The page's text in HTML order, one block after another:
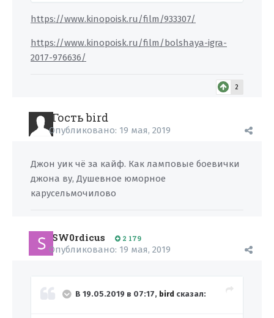
https://www.kinopoisk.ru/film/933307/
https://www.kinopoisk.ru/film/bolshaya-igra-
2017-976636/
2
Гость bird
Опубликовано: 19 мая, 2019
Джон уик чё за кайф. Как ламповые боевички
джона ву, Душевное юморное
карусельмочилово
SW0rdicus 2 179
Опубликовано: 19 мая, 2019
В 19.05.2019 в 07:17, bird сказал: